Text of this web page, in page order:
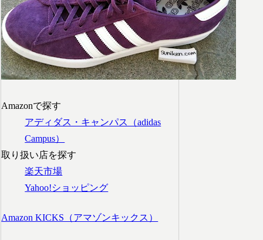
Amazonで探す
アディダス・キャンパス（adidas
Campus）
取り扱い店を探す
楽天市場
Yahoo!ショッピング
Amazon KICKS（アマゾンキックス）